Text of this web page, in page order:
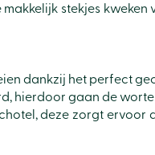
stekjes
dankzij het perfect
hierdoor gaan de
deze zorgt